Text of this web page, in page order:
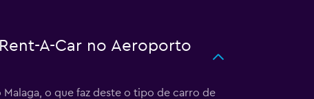
A-Car no Aeroporto
o que faz deste o tipo de carro de